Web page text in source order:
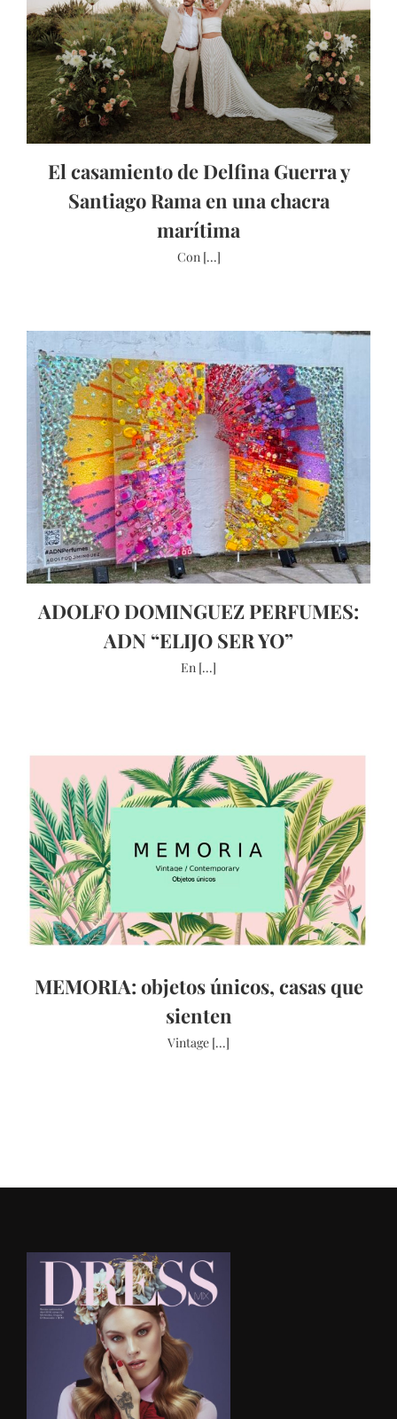
El casamiento de Delfina Guerra y
Santiago Rama en una chacra
marítima
Con [...]
ADOLFO DOMINGUEZ PERFUMES:
ADN “ELIJO SER YO”
En [...]
MEMORIA: objetos únicos, casas que
sienten
Vintage [...]